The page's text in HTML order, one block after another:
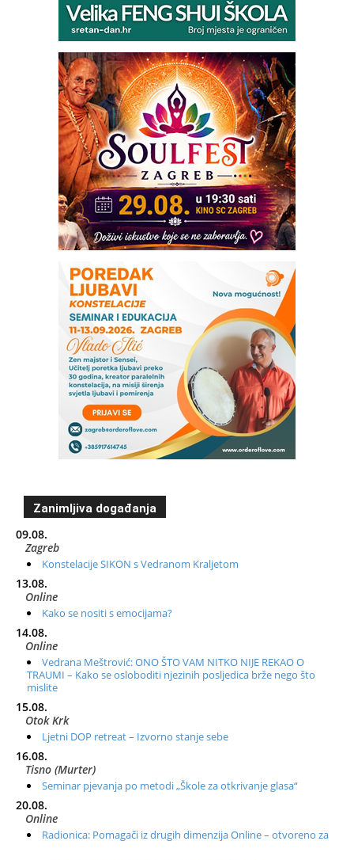
Zanimljiva događanja
09.08.
Zagreb
Konstelacije SIKON s Vedranom Kraljetom
13.08.
Online
Kako se nositi s emocijama?
14.08.
Online
Vedrana Meštrović: ONO ŠTO VAM NITKO NIJE REKAO O
TRAUMI – Kako se osloboditi njezinih posljedica brže nego što
mislite
15.08.
Otok Krk
Ljetni DOP retreat – Izvorno stanje sebe
16.08.
Tisno (Murter)
Seminar pjevanja po metodi „Škole za otkrivanje glasa“
20.08.
Online
Radionica: Pomagači iz drugih dimenzija Online – otvoreno za